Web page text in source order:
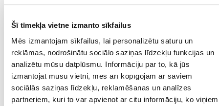
Šī tīmekļa vietne izmanto sīkfailus
Mēs izmantojam sīkfailus, lai personalizētu saturu un
reklāmas, nodrošinātu sociālo saziņas līdzekļu funkcijas un
analizētu mūsu datplūsmu. Informāciju par to, kā jūs
izmantojat mūsu vietni, mēs arī kopīgojam ar saviem
sociālās saziņas līdzekļu, reklamēšanas un analīzes
partneriem, kuri to var apvienot ar citu informāciju, ko viņiem
sastāvdaļām un ir īpaši izstrādāti kā papildbarība maziem zīdītājiem.
Tie ir izstrādāti pēc receptēm, kas atbilst katras sugas īpašajām
vajadzībām, un ir bagātināti ar 2 sastāvdaļām, kas nodrošina
baudījumu. Veselīgas, bez krāsvielām, konservantiem un pievienotā
cukura, tās veicina dabisku zobu augšanas regulāciju. Turklāt tie ir
iepakoti maisiņā, lai ilgāk saglabātos svaigi.
Parametri